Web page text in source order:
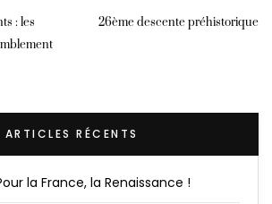
: les
26ème descente préhistorique
ARTICLES RÉCENTS
la France, la Renaissance !